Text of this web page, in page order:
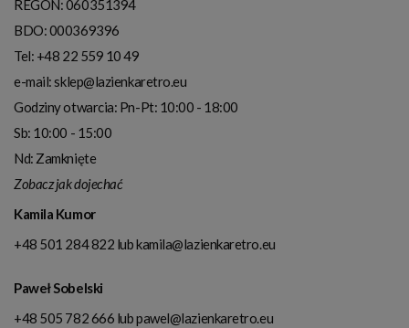
REGON: 060351394
BDO: 000369396
Tel: +48 22 559 10 49
e-mail:sklep@lazienkaretro.eu
Godziny otwarcia: Pn-Pt: 10:00 - 18:00
Sb: 10:00 - 15:00
Nd: Zamknięte
Zobacz jak dojechać
Kamila Kumor
+48 501 284 822 lubkamila@lazienkaretro.eu
Paweł Sobelski
+48 505 782 666 lubpawel@lazienkaretro.eu